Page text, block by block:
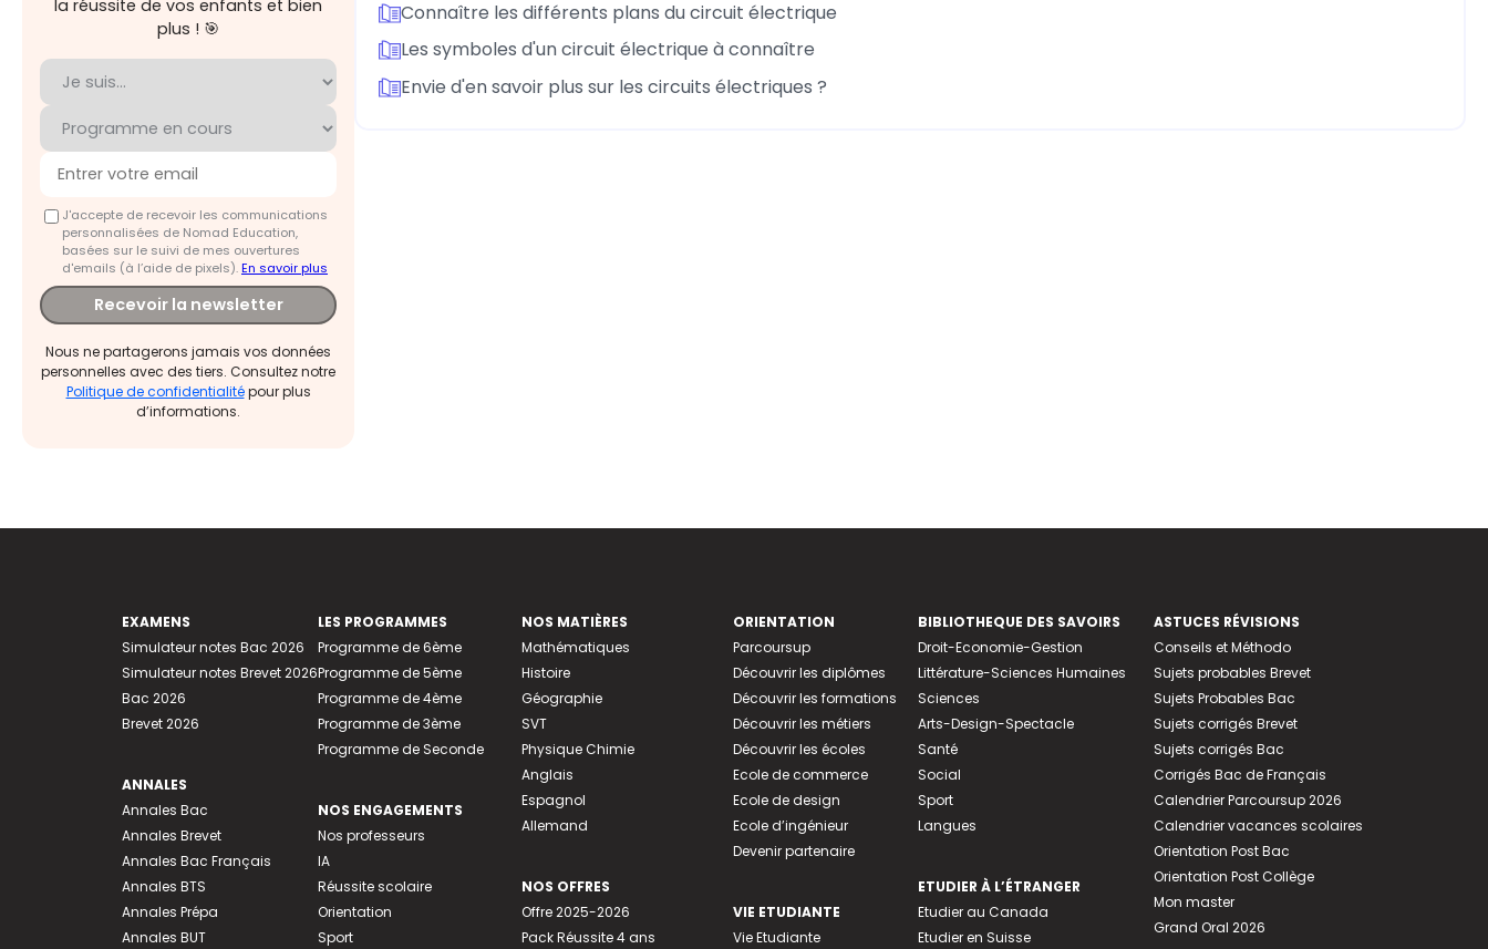
la réussite de vos enfants et bien
plus ! 🎯
J'accepte de recevoir les communications
personnalisées de Nomad Education,
basées sur le suivi de mes ouvertures
d'emails (à l’aide de pixels).En savoir plus
Recevoir la newsletter
Nous ne partagerons jamais vos données
personnelles avec des tiers. Consultez notre
Politique de confidentialitépour plus
d’informations.
Connaître les différents plans du circuit électrique
Les symboles d'un circuit électrique à connaître
Envie d'en savoir plus sur les circuits électriques ?
EXAMENS
Simulateur notes Bac 2026
Simulateur notes Brevet 2026
Bac 2026
Brevet 2026
ANNALES
Annales Bac
Annales Brevet
Annales Bac Français
Annales BTS
Annales Prépa
Annales BUT
LES PROGRAMMES
Programme de 6ème
Programme de 5ème
Programme de 4ème
Programme de 3ème
Programme de Seconde
NOS ENGAGEMENTS
Nos professeurs
IA
Réussite scolaire
Orientation
Sport
NOS MATIÈRES
Mathématiques
Histoire
Géographie
SVT
Physique Chimie
Anglais
Espagnol
Allemand
NOS OFFRES
Offre 2025-2026
Pack Réussite 4 ans
ORIENTATION
Parcoursup
Découvrir les diplômes
Découvrir les formations
Découvrir les métiers
Découvrir les écoles
Ecole de commerce
Ecole de design
Ecole d’ingénieur
Devenir partenaire
VIE ETUDIANTE
Vie Etudiante
BIBLIOTHEQUE DES SAVOIRS
Droit-Economie-Gestion
Littérature-Sciences Humaines
Sciences
Arts-Design-Spectacle
Santé
Social
Sport
Langues
ETUDIER À L’ÉTRANGER
Etudier au Canada
Etudier en Suisse
ASTUCES RÉVISIONS
Conseils et Méthodo
Sujets probables Brevet
Sujets Probables Bac
Sujets corrigés Brevet
Sujets corrigés Bac
Corrigés Bac de Français
Calendrier Parcoursup 2026
Calendrier vacances scolaires
Orientation Post Bac
Orientation Post Collège
Mon master
Grand Oral 2026